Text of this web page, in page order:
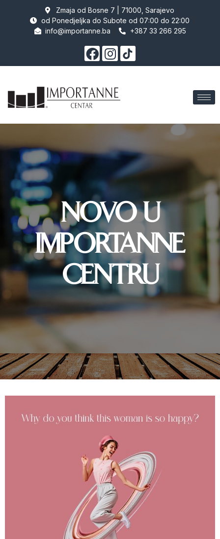
Zmaja od Bosne 7 | 71000, Sarajevo
od Ponedjeljka do Subote od 07:00 do 22:00
info@importanne.ba
+387 33 266 295
NOVO U
IMPORTANNE
CENTRU